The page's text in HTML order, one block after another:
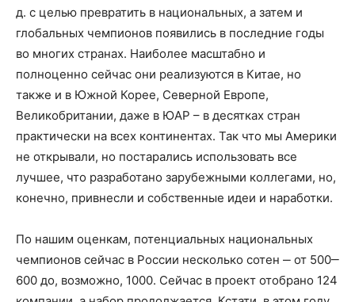
д. с целью превратить в национальных, а затем и
глобальных чемпионов появились в последние годы
во многих странах. Наиболее масштабно и
полноценно сейчас они реализуются в Китае, но
также и в Южной Корее, Северной Европе,
Великобритании, даже в ЮАР – в десятках стран
практически на всех континентах. Так что мы Америки
не открывали, но постарались использовать все
лучшее, что разработано зарубежными коллегами, но,
конечно, привнесли и собственные идеи и наработки.
По нашим оценкам, потенциальных национальных
чемпионов сейчас в России несколько сотен ‒ от 500‒
600 до, возможно, 1000. Сейчас в проект отобрано 124